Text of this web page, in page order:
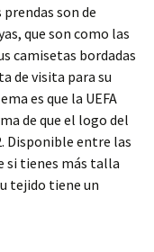
son de
que son como las
camisetas bordadas
de visita para su
es que la UEFA
de que el logo del
Disponible entre las
si tienes más talla
tejido tiene un